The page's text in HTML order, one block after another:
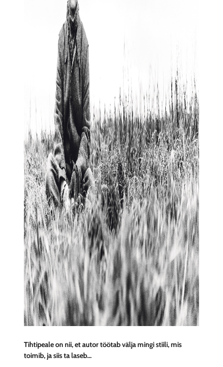
Tihtipeale on nii, et autor töötab välja mingi stiili, mis
toimib, ja siis ta laseb…